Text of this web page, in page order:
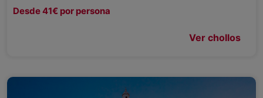
Desde 41€ por persona
Ver chollos